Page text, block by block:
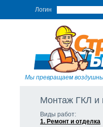
Логин
Мы превращаем
Монтаж ГКЛ и
Виды работ:
1. Ремонт и отделка